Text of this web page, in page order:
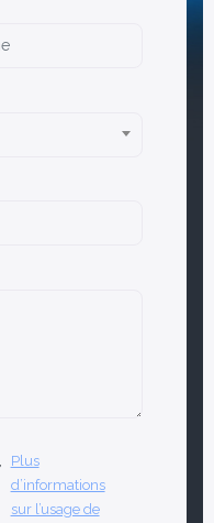
Plus
d’informations
sur l’usage de